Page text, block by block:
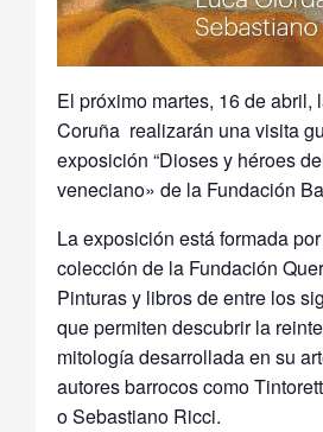
El próximo martes, 16 de abril,
Coruña realizarán una visita
exposición “Dioses y héroes
veneciano» de la Fundación
La exposición está formada
colección de la Fundación
Pinturas y libros de entre los
que permiten descubrir la
mitología desarrollada en su
autores barrocos como
o Sebastiano Ricci.